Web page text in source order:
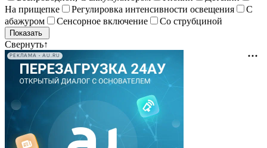
На прищепке
Регулировка интенсивности освещения
С
абажуром
Сенсорное включение Со струбциной
Свернуть↑
РЕКЛАМА • AU.RU